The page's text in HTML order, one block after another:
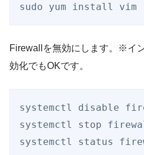
sudo yum install vim
Firewallを無効にします。※イ
効化でもOKです。
systemctl disable
systemctl stop
systemctl status